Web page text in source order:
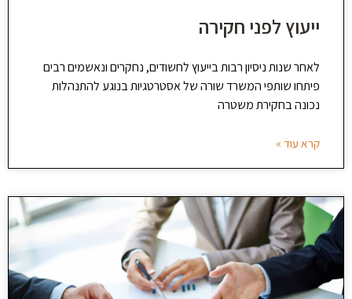
ייעוץ לפני חקירה
לאחר שנות ניסיון רבות בייעוץ לחשודים, נחקרים ונאשמים רבים
פיתחו שותפי המשרד שורה של אסטרטגיות בנוגע להתנהלות
נכונה בחקירת משטרה
קרא עוד »